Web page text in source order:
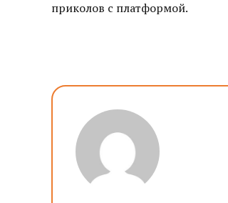
приколов с платформой.